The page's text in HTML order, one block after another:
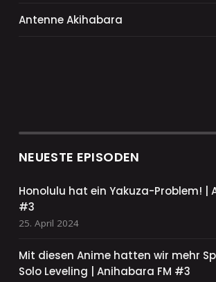
Antenne Akihabara
NEUESTE EPISODEN
Honolulu hat ein Yakuza-Problem! |
#3
25. April 2024
Mit diesen Anime hatten wir mehr
Solo Leveling | Anihabara FM #3